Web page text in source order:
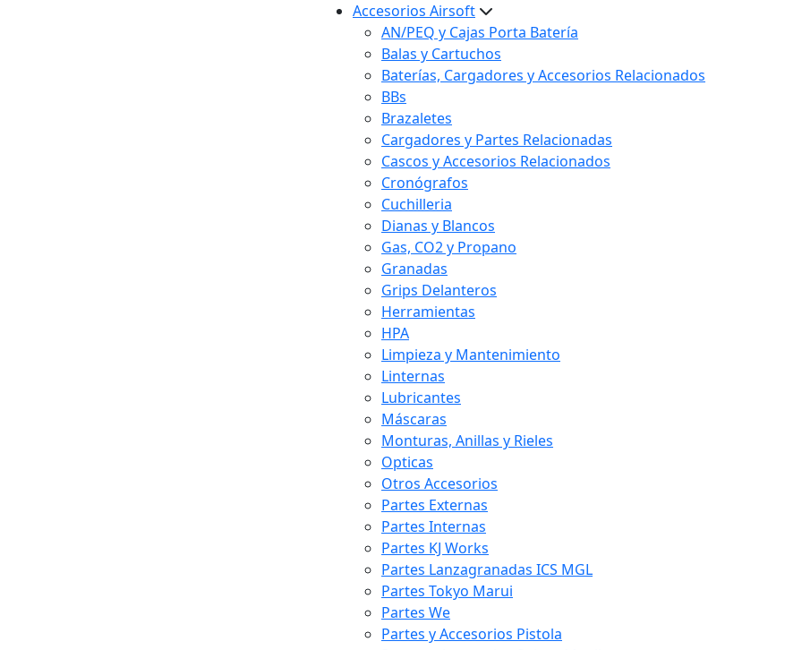
Accesorios Airsoft
AN/PEQ y Cajas Porta Batería
Balas y Cartuchos
Baterías, Cargadores y Accesorios Relacionados
BBs
Brazaletes
Cargadores y Partes Relacionadas
Cascos y Accesorios Relacionados
Cronógrafos
Cuchilleria
Dianas y Blancos
Gas, CO2 y Propano
Granadas
Grips Delanteros
Herramientas
HPA
Limpieza y Mantenimiento
Linternas
Lubricantes
Máscaras
Monturas, Anillas y Rieles
Opticas
Otros Accesorios
Partes Externas
Partes Internas
Partes KJ Works
Partes Lanzagranadas ICS MGL
Partes Tokyo Marui
Partes We
Partes y Accesorios Pistola